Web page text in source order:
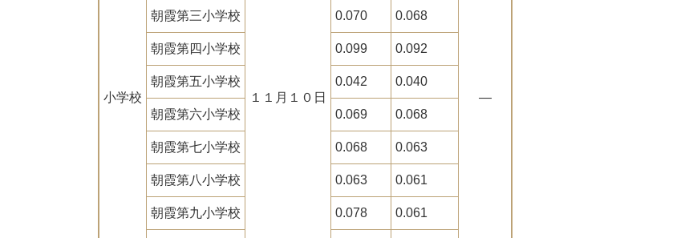
小学校 １１月１０日 ―
朝霞第三小学校 0.070 0.068
朝霞第四小学校 0.099 0.092
朝霞第五小学校 0.042 0.040
朝霞第六小学校 0.069 0.068
朝霞第七小学校 0.068 0.063
朝霞第八小学校 0.063 0.061
朝霞第九小学校 0.078 0.061